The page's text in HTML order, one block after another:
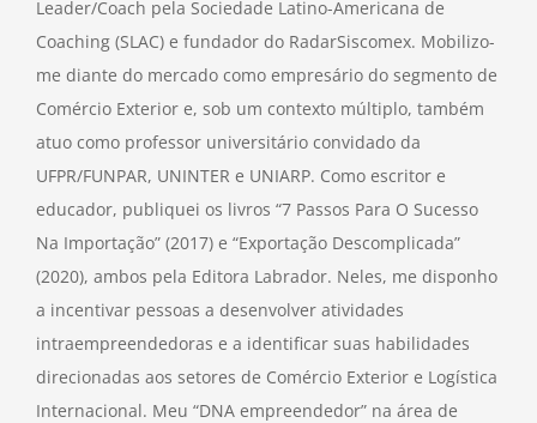
Leader/Coach pela Sociedade Latino-Americana de
Coaching (SLAC) e fundador do RadarSiscomex. Mobilizo-
me diante do mercado como empresário do segmento de
Comércio Exterior e, sob um contexto múltiplo, também
atuo como professor universitário convidado da
UFPR/FUNPAR, UNINTER e UNIARP. Como escritor e
educador, publiquei os livros “7 Passos Para O Sucesso
Na Importação” (2017) e “Exportação Descomplicada”
(2020), ambos pela Editora Labrador. Neles, me disponho
a incentivar pessoas a desenvolver atividades
intraempreendedoras e a identificar suas habilidades
direcionadas aos setores de Comércio Exterior e Logística
Internacional. Meu “DNA empreendedor” na área de